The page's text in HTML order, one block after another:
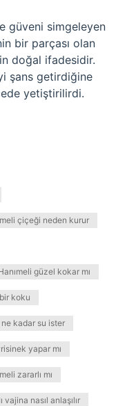
güveni simgeleyen
bir parçası olan
doğal ifadesidir.
şans getirdiğine
yetiştirilirdi.
çiçeği neden kurur
güzel kokar mı
koku
ne kadar su ister
yapar mı
zararlı mı
vajina nasıl anlaşılır